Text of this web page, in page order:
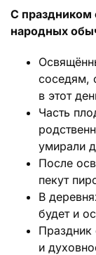
С праздником
народных
соседям,
в этот
Часть
умирали
После
пекут
В
будет и
Праздник
и